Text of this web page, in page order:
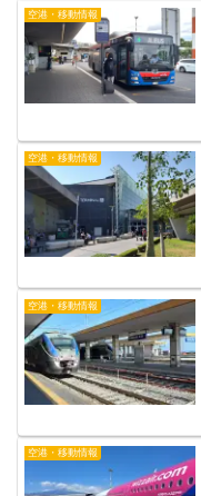
空港・移動情報
空港・移動情報
空港・移動情報
空港・移動情報